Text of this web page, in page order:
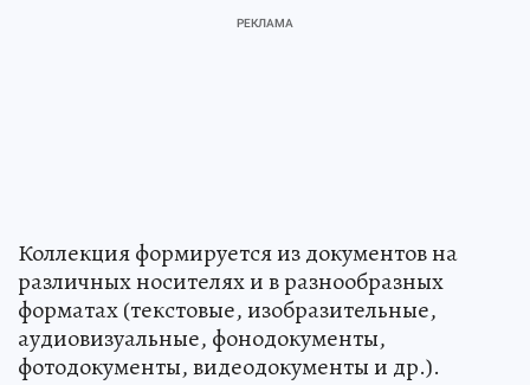
Коллекция формируется из документов на
различных носителях и в разнообразных
форматах (текстовые, изобразительные,
аудиовизуальные, фонодокументы,
фотодокументы, видеодокументы и др.).